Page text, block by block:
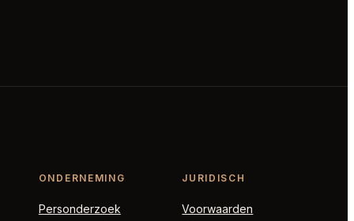
ONDERNEMING
Personderzoek
JURIDISCH
Voorwaarden